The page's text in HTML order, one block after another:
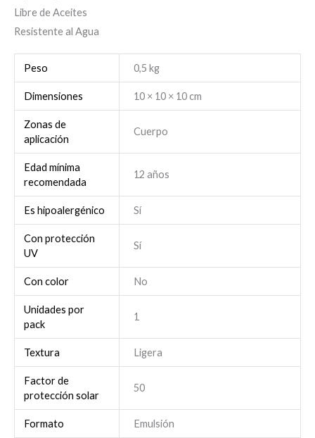
Libre de Aceites
Resistente al Agua
Peso 0,5 kg
Dimensiones 10 × 10 × 10 cm
Zonas de
aplicación
Cuerpo
Edad mínima
recomendada
12 años
Es hipoalergénico Sí
Con protección
UV
Sí
Con color No
Unidades por
pack
1
Textura Ligera
Factor de
protección solar
50
Formato Emulsión